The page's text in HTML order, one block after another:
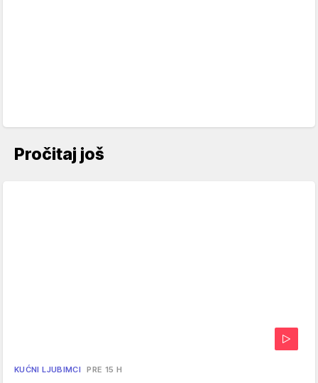
Pročitaj još
KUĆNI LJUBIMCI PRE 15 H